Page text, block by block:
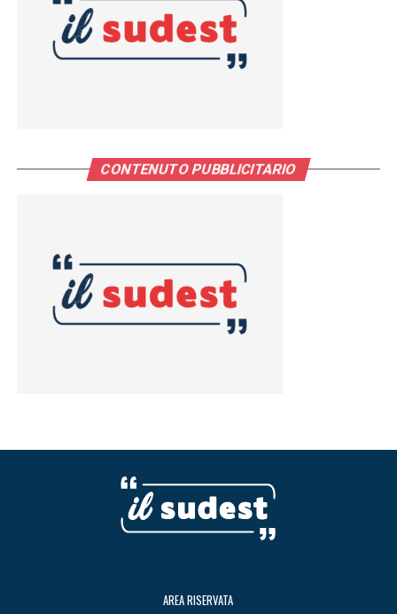
CONTENUTO PUBBLICITARIO
AREA RISERVATA